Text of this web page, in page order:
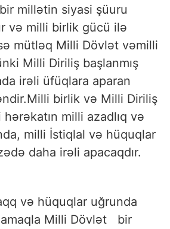
millətin siyasi şüuru
və milli birlik gücü ilə
mütləq Milli Dövlət vəmilli
Milli Diriliş başlanmış
irəli üfüqlara aparan
birlik və Milli Diriliş
milli azadlıq və
milli İstiqlal və hüquqlar
daha irəli apacaqdır.
və hüquqlar uğrunda
Milli Dövlət bir